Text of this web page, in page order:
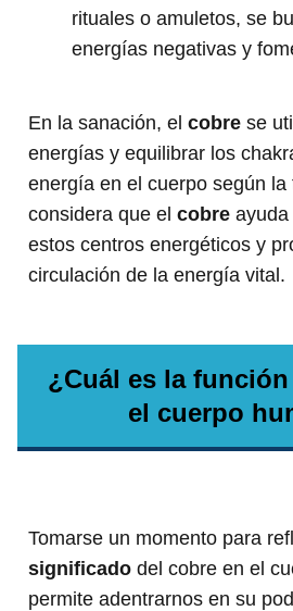
rituales o amuletos, se
energías negativas y
En la sanación, el cobre se
energías y equilibrar los
energía en el cuerpo según
considera que el cobre
estos centros energéticos y
circulación de la energía vital.
¿Cuál es la
el cuerpo
Tomarse un momento para
significado del cobre en el
permite adentrarnos en su